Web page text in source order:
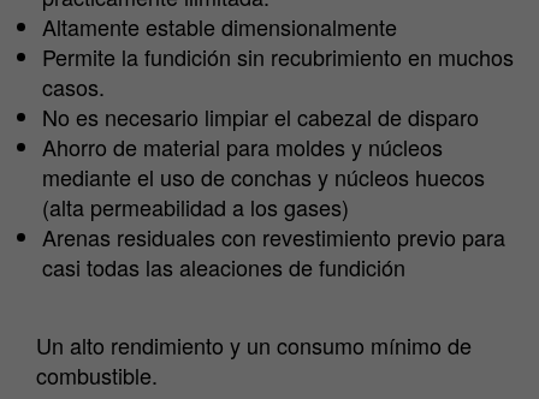
Altamente estable dimensionalmente
Permite la fundición sin recubrimiento en muchos
casos.
No es necesario limpiar el cabezal de disparo
Ahorro de material para moldes y núcleos
mediante el uso de conchas y núcleos huecos
(alta permeabilidad a los gases)
Arenas residuales con revestimiento previo para
casi todas las aleaciones de fundición
Un alto rendimiento y un consumo mínimo de
combustible.